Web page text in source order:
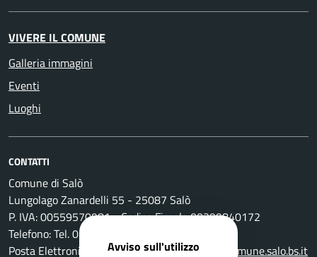
VIVERE IL COMUNE
Galleria immagini
Eventi
Luoghi
CONTATTI
Comune di Salò
Lungolago Zanardelli 55 - 25087 Salò
P. IVA: 00559570981 - Codice Fiscale 00399840172
Telefono: Tel. 0365-296801
Posta Elettronica Certificata:protocollo@pec.comune.salo.bs.it
Avviso sull'utilizzo